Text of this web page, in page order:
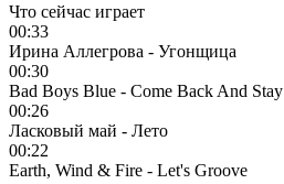
Что сейчас играет
00:33
Ирина Аллегрова - Угонщица
00:30
Bad Boys Blue - Come Back And Stay
00:26
Ласковый май - Лето
00:22
Earth, Wind & Fire - Let's Groove